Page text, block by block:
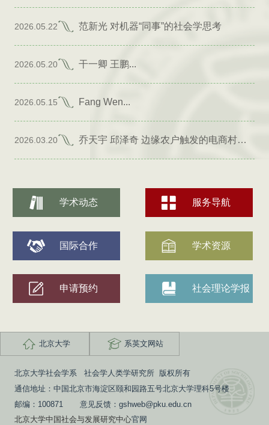
2026.05.22 范新光 对机器“同事”的社会学思考
2026.05.20 干一卿 王鹏...
2026.05.15 Fang Wen...
2026.03.20 乔天宇 邱泽奇 边缘农户触发的电商村形成
学术动态 服务导航
国际合作 学术资源
申请预约 社会理论学报
北京大学 系英文网站
北京大学社会学系 社会学人类学研究所 版权所有
通信地址：中国北京市海淀区颐和园路五号北京大学理科5号楼
邮编：100871 意见反馈：gshweb@pku.edu.cn
北京大学中国社会与发展研究中心官网